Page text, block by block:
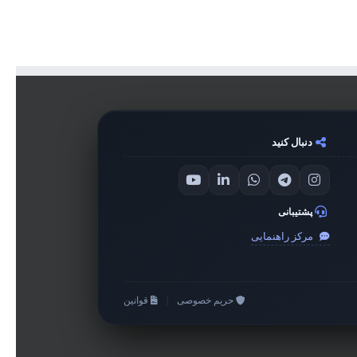
دنبال کنید
پشتیبانی
مرکز راهنمایی
حریم خصوصی قوانین